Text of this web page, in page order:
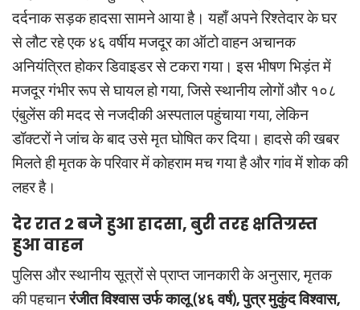
दर्दनाक सड़क हादसा सामने आया है। यहाँ अपने रिश्तेदार के घर
से लौट रहे एक ४६ वर्षीय मजदूर का ऑटो वाहन अचानक
अनियंत्रित होकर डिवाइडर से टकरा गया। इस भीषण भिड़ंत में
मजदूर गंभीर रूप से घायल हो गया, जिसे स्थानीय लोगों और १०८
एंबुलेंस की मदद से नजदीकी अस्पताल पहुंचाया गया, लेकिन
डॉक्टरों ने जांच के बाद उसे मृत घोषित कर दिया। हादसे की खबर
मिलते ही मृतक के परिवार में कोहराम मच गया है और गांव में शोक की
लहर है।
देर रात 2 बजे हुआ हादसा, बुरी तरह क्षतिग्रस्त
हुआ वाहन
पुलिस और स्थानीय सूत्रों से प्राप्त जानकारी के अनुसार, मृतक
की पहचानरंजीत विश्वास उर्फ कालू (४६ वर्ष), पुत्र मुकुंद विश्वास,